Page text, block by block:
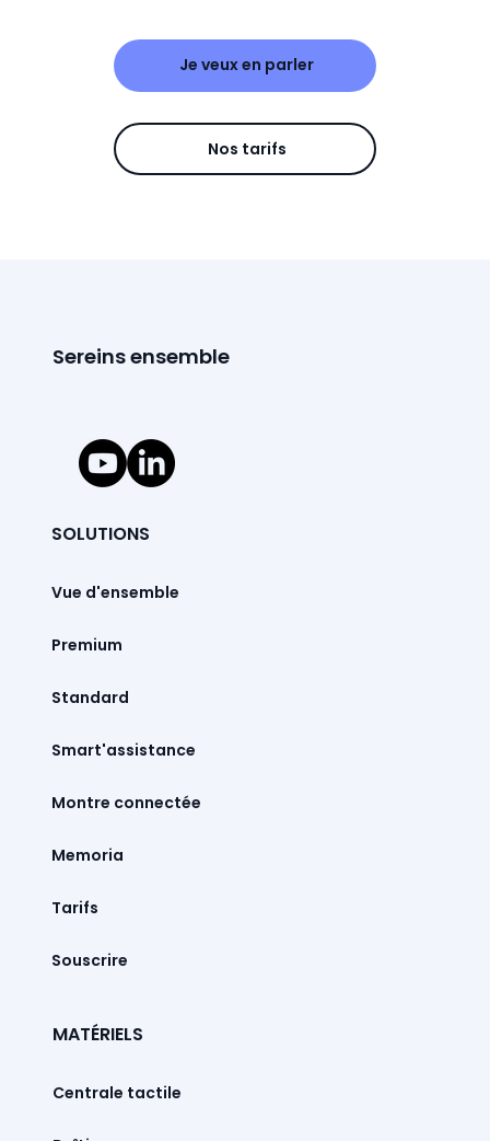
Je veux en parler
Nos tarifs
Sereins ensemble
SOLUTIONS
Vue d'ensemble
Premium
Standard
Smart'assistance
Montre connectée
Memoria
Tarifs
Souscrire
MATÉRIELS
Centrale tactile